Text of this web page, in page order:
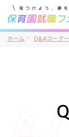
ホーム Q&Aコーナー